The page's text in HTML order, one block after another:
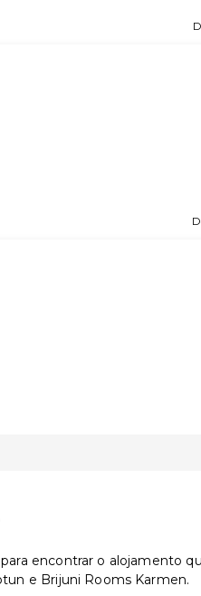
encontrar o alojamento
e Brijuni Rooms Karmen.